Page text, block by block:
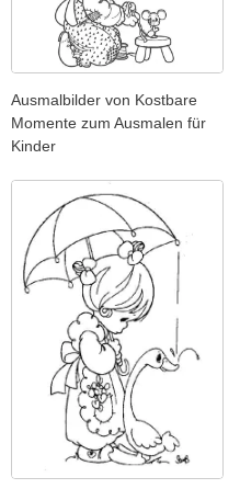
Ausmalbilder von Kostbare
Momente zum Ausmalen für
Kinder